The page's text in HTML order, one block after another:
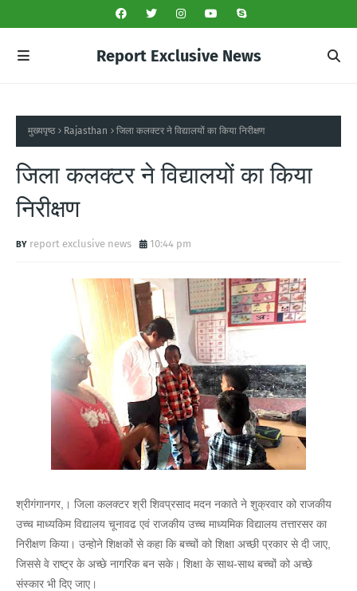
Report Exclusive News
मुख्यपृष्ठ Rajasthan जिला कलक्टर ने विद्यालयों का किया निरीक्षण
जिला कलक्टर ने विद्यालयों का किया
निरीक्षण
report exclusive news 10:44 pm
श्रीगंगानगर,। जिला कलक्टर श्री शिवप्रसाद मदन नकाते ने शुक्रवार को राजकीय
उच्च माध्यकिम विद्यालय चूनावढ एवं राजकीय उच्च माध्यमिक विद्यालय तत्तारसर का
निरीक्षण किया। उन्होने शिक्षकों से कहा कि बच्चों को शिक्षा अच्छी प्रकार से दी जाए,
जिससे वे राष्ट्र के अच्छे नागरिक बन सके। शिक्षा के साथ-साथ बच्चों को अच्छे
संस्कार भी दिए जाए।